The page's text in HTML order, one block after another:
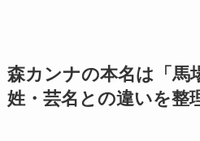
森カンナの本名は「
姓・芸名との違いを整